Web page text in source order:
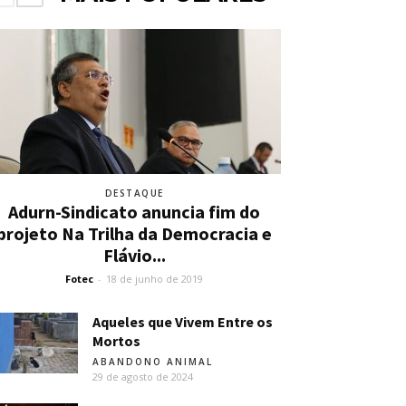
DESTAQUE
Adurn-Sindicato anuncia fim do
Na Trilha da Democracia e
Flávio...
Fotec - 18 de junho de 2019
Aqueles que Vivem Entre os
Mortos
ABANDONO ANIMAL
29 de agosto de 2024